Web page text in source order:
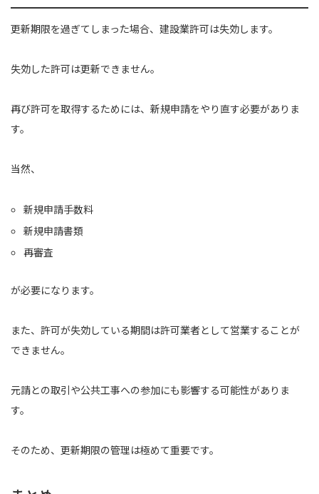
更新期限を過ぎてしまった場合、建設業許可は失効します。
失効した許可は更新できません。
再び許可を取得するためには、新規申請をやり直す必要がありま
す。
当然、
新規申請手数料
新規申請書類
再審査
が必要になります。
また、許可が失効している期間は許可業者として営業することが
できません。
元請との取引や公共工事への参加にも影響する可能性がありま
す。
そのため、更新期限の管理は極めて重要です。